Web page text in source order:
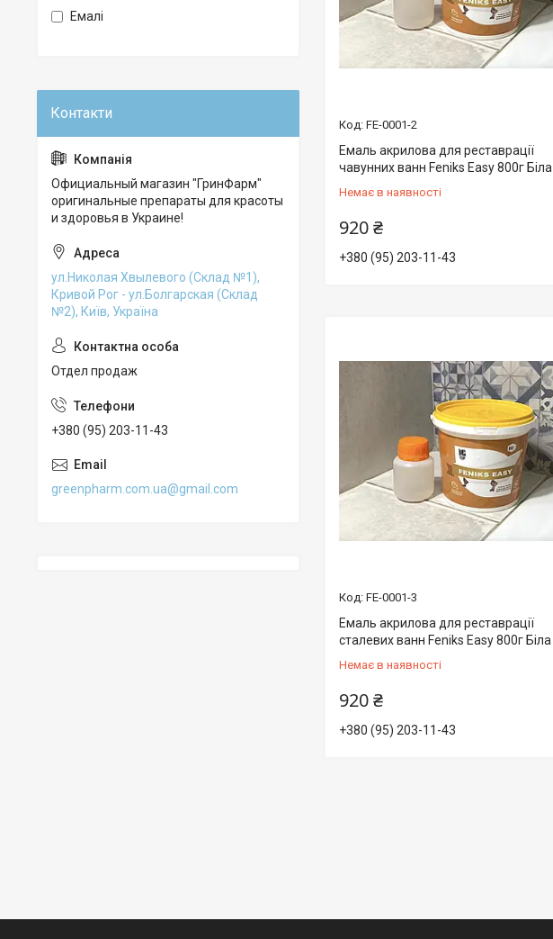
FE-0001-2
Емаль акрилова для реставрації
чавунних ванн Fеniks Easy 800г Біла
Немає в наявності
920 ₴
+380 (95) 203-11-43
FE-0001-3
Емаль акрилова для реставрації
сталевих ванн Fеniks Easy 800г Біла
Немає в наявності
920 ₴
+380 (95) 203-11-43
Емалі
Официальный магазин "ГринФарм"
оригинальные препараты для красоты
и здоровья в Украине!
ул.Николая Хвылевого (Склад №1),
Кривой Рог - ул.Болгарская (Склад
№2), Київ, Україна
Отдел продаж
+380 (95) 203-11-43
greenpharm.com.ua@gmail.com